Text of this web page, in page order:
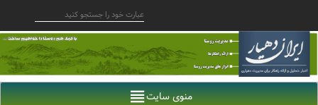
منوی سایت